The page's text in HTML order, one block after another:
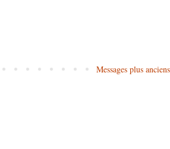
Messages plus anciens